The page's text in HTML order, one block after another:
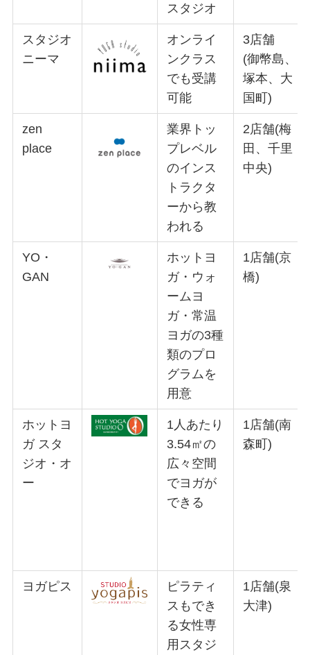
スタジオ
スタジオ
ニーマ
オンライ
ンクラス
でも受講
可能
3店舗
(御幣島、
塚本、大
国町)
zen
place
業界トッ
プレベル
のインス
トラクタ
ーから教
われる
2店舗(梅
田、千里
中央)
YO・
GAN
ホットヨ
ガ・ウォ
ームヨ
ガ・常温
ヨガの3種
類のプロ
グラムを
用意
1店舗(京
橋)
ホットヨ
ガ スタ
ジオ・オ
ー
1人あたり
3.54㎡の
広々空間
でヨガが
できる
1店舗(南
森町)
ヨガピス
ピラティ
スもでき
る女性専
用スタジ
1店舗(泉
大津)